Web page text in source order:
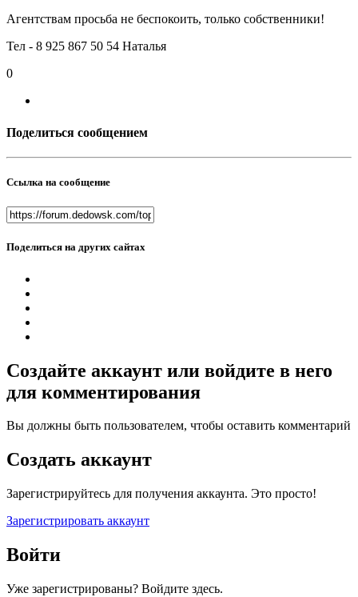
Агентствам просьба не беспокоить, только собственники!
Тел - 8 925 867 50 54 Наталья
0
Поделиться сообщением
Ссылка на сообщение
Поделиться на других сайтах
Создайте аккаунт или войдите в него
для комментирования
Вы должны быть пользователем, чтобы оставить комментарий
Создать аккаунт
Зарегистрируйтесь для получения аккаунта. Это просто!
Зарегистрировать аккаунт
Войти
Уже зарегистрированы? Войдите здесь.